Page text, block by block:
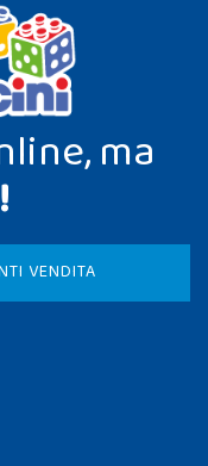
ma
VENDITA